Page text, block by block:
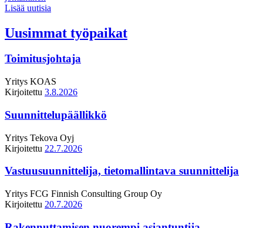
Lisää uutisia
Uusimmat työpaikat
Toimitusjohtaja
Yritys KOAS
Kirjoitettu 3.8.2026
Suunnittelupäällikkö
Yritys Tekova Oyj
Kirjoitettu 22.7.2026
Vastuusuunnittelija, tietomallintava suunnittelija
Yritys FCG Finnish Consulting Group Oy
Kirjoitettu 20.7.2026